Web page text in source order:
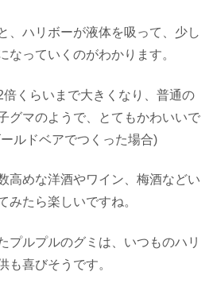
、ハリボーが液体を吸って、少し
なっていくのがわかります。
倍くらいまで大きくなり、普通の
グマのようで、とてもかわいいで
ルドベアでつくった場合)
高めな洋酒やワイン、梅酒などい
みたら楽しいですね。
プルプルのグミは、いつものハリ
も喜びそうです。